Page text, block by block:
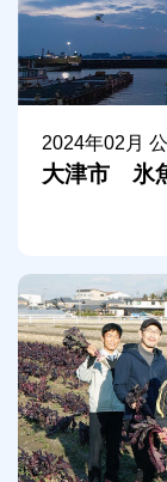
2024年02月
大津市 氷